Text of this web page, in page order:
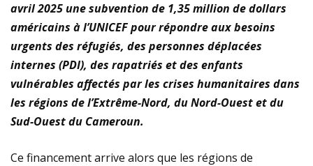
avril 2025 une subvention de 1,35 million de dollars
américains à l’UNICEF pour répondre aux besoins
urgents des réfugiés, des personnes déplacées
internes (PDI), des rapatriés et des enfants
vulnérables affectés par les crises humanitaires dans
les régions de l’Extrême-Nord, du Nord-Ouest et du
Sud-Ouest du Cameroun.
Ce financement arrive alors que les régions de